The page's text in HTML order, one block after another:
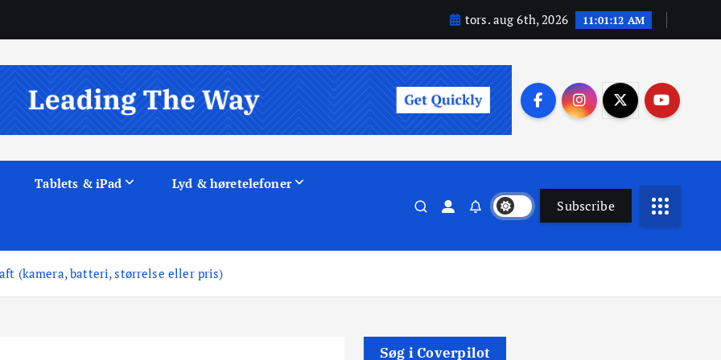
tors. aug 6th, 2026 11:01:13 AM
Tablets & iPad Lyd & høretelefoner
Subscribe
(kamera, batteri, størrelse eller pris)
Søg i Coverpilot